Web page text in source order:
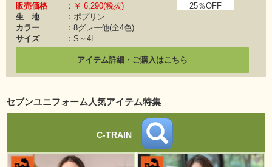
販売価格
：￥ 6,290(税抜)
25％OFF
生 地
：ポプリン
カラー
：8グレー他(全4色)
サイズ
：S～4L
アイテム詳細・ご購入はこちら
セブンユニフォーム人気アイテム特集
C-TRAIN